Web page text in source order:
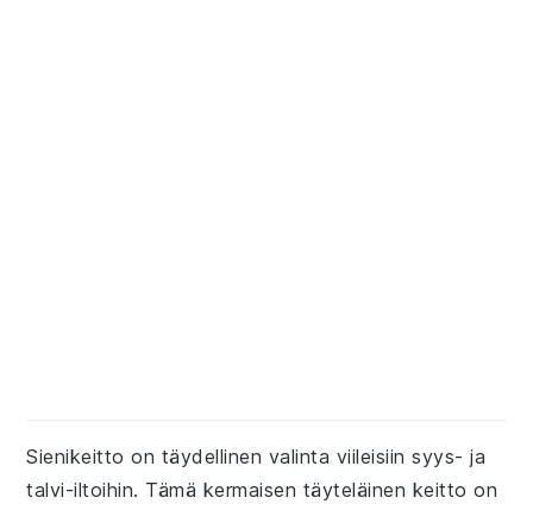
Sienikeitto on täydellinen valinta viileisiin syys- ja
talvi-iltoihin. Tämä kermaisen täyteläinen keitto on